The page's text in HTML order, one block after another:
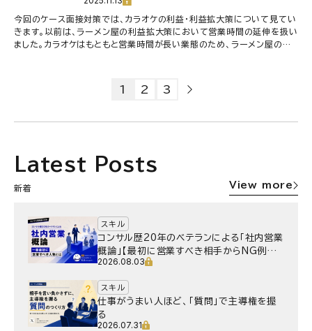
今回のケース面接対策では、カラオケの利益・利益拡大策について見てい
きます。以前は、ラーメン屋の利益拡大策において営業時間の延伸を扱い
ました。カラオケはもともと営業時間が長い業態のため、ラーメン屋のよ
利益を推計して、利益を30％増やす対策を考えよ。
1 2 3
Latest Posts
新着 View more
スキル
コンサル歴20年のベテランによる「社内営業
概論」【最初に営業すべき相手からNG例ま
で】
2026.08.03
スキル
仕事がうまい人ほど、「質問」で主導権を握
る
2026.07.31